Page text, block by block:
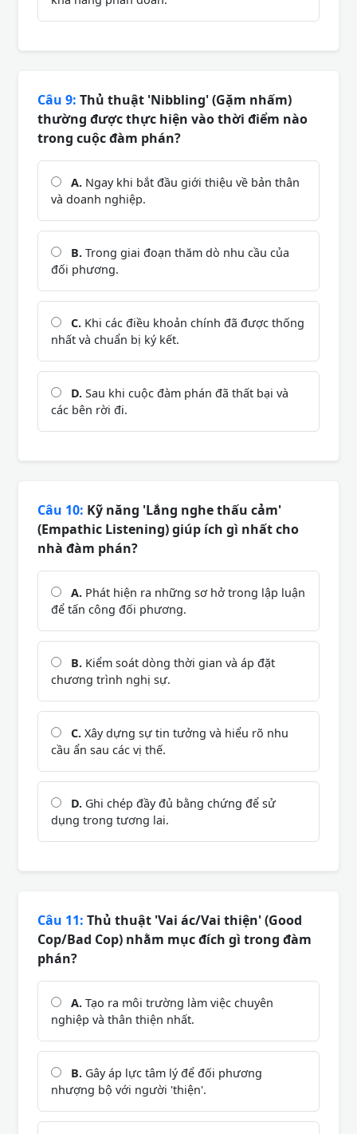
Câu 9: Thủ thuật 'Nibbling' (Gặm nhấm)
thường được thực hiện vào thời điểm nào
trong cuộc đàm phán?
A. Ngay khi bắt đầu giới thiệu về bản thân
và doanh nghiệp.
B. Trong giai đoạn thăm dò nhu cầu của
đối phương.
C. Khi các điều khoản chính đã được thống
nhất và chuẩn bị ký kết.
D. Sau khi cuộc đàm phán đã thất bại và
các bên rời đi.
Câu 10: Kỹ năng 'Lắng nghe thấu cảm'
(Empathic Listening) giúp ích gì nhất cho
nhà đàm phán?
A. Phát hiện ra những sơ hở trong lập luận
để tấn công đối phương.
B. Kiểm soát dòng thời gian và áp đặt
chương trình nghị sự.
C. Xây dựng sự tin tưởng và hiểu rõ nhu
cầu ẩn sau các vị thế.
D. Ghi chép đầy đủ bằng chứng để sử
dụng trong tương lai.
Câu 11: Thủ thuật 'Vai ác/Vai thiện' (Good
Cop/Bad Cop) nhằm mục đích gì trong đàm
phán?
A. Tạo ra môi trường làm việc chuyên
nghiệp và thân thiện nhất.
B. Gây áp lực tâm lý để đối phương
nhượng bộ với người 'thiện'.